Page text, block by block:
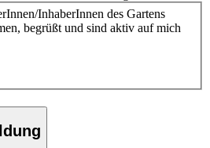
InhaberInnen des Gartens
begrüßt und sind aktiv auf mich